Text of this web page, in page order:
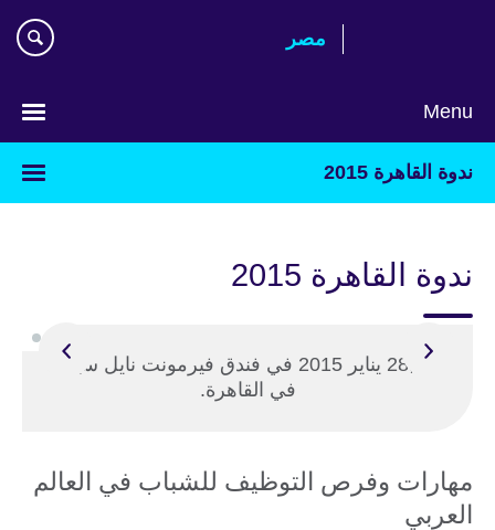
مصر‎
Menu
ندوة القاهرة 2015
ندوة القاهرة 2015
27 ,28 يناير 2015 في فندق فيرمونت نايل سيتي
في القاهرة.
مهارات وفرص التوظيف للشباب في العالم
العربي